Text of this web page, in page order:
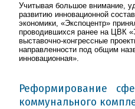
Учитывая большое внимание,
развитию инновационной
экономики, «Экспоцентр»
проводившихся ранее на ЦВК
выставочно-конгрессные
направленности под общим
инновационная».
Реформирование
коммунального